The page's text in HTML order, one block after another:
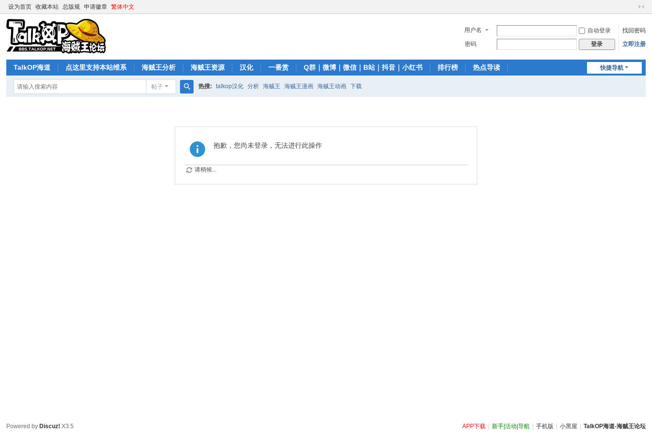
设为首页 收藏本站 总版规 申请徽章 繁体中文
切
到
窄
用户名 自动登录
找回密码
密码
登录 立即注册
快捷导航
TalkOP海道 点这里支持本站维系 海贼王分析 海贼王资源 汉化 一番赏 Q群｜微博｜微信｜B站｜抖音｜小红书 排行榜 热点导读
帖子 热搜: talkop汉化 分析 海贼王 海贼王漫画 海贼王动画 下载
抱歉，您尚未登录，无法进行此操作
请稍候...
APP下载 新手|活动|导航 手机版 小黑屋 TalkOP海道-海贼王论坛
Powered by Discuz! X3.5